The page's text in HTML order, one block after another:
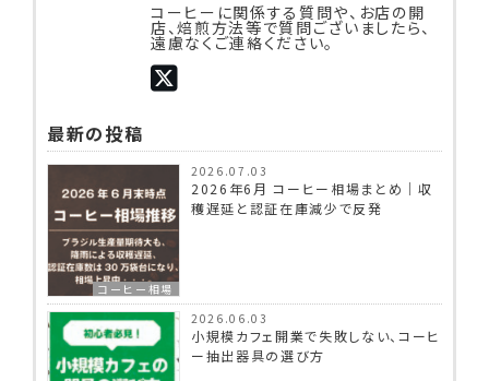
コーヒーに関係する質問や、お店の開
店、焙煎方法等で質問ございましたら、
遠慮なくご連絡ください。
最新の投稿
コーヒー相場
2026.07.03
2026年6月 コーヒー相場まとめ｜収
穫遅延と認証在庫減少で反発
2026.06.03
小規模カフェ開業で失敗しない、コーヒ
ー抽出器具の選び方